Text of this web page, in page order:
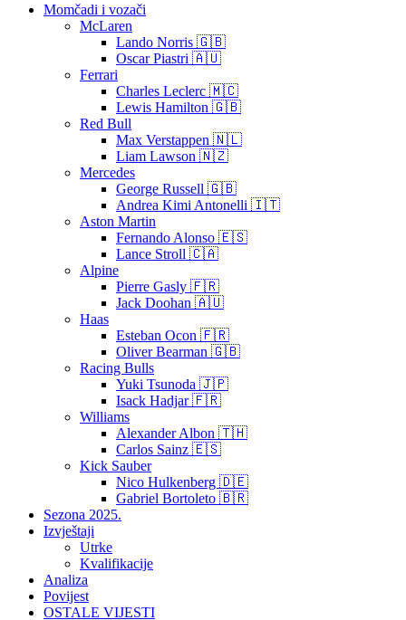
Momčadi i vozači
McLaren
Lando Norris 🇬🇧
Oscar Piastri 🇦🇺
Ferrari
Charles Leclerc 🇲🇨
Lewis Hamilton 🇬🇧
Red Bull
Max Verstappen 🇳🇱
Liam Lawson 🇳🇿
Mercedes
George Russell 🇬🇧
Andrea Kimi Antonelli 🇮🇹
Aston Martin
Fernando Alonso 🇪🇸
Lance Stroll 🇨🇦
Alpine
Pierre Gasly 🇫🇷
Jack Doohan 🇦🇺
Haas
Esteban Ocon 🇫🇷
Oliver Bearman 🇬🇧
Racing Bulls
Yuki Tsunoda 🇯🇵
Isack Hadjar 🇫🇷
Williams
Alexander Albon 🇹🇭
Carlos Sainz 🇪🇸
Kick Sauber
Nico Hulkenberg 🇩🇪
Gabriel Bortoleto 🇧🇷
Sezona 2025.
Izvještaji
Utrke
Kvalifikacije
Analiza
Povijest
OSTALE VIJESTI